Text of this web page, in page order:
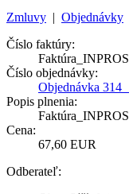
Zmluvy | Objednávky
Číslo faktúry:
Číslo objednávky:
Objednávka
Popis plnenia:
Cena:
67,60 EUR
Odberateľ: